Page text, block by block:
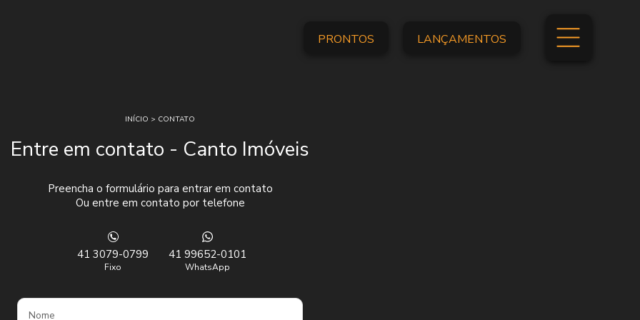
PRONTOS LANÇAMENTOS
INÍCIO > CONTATO
Entre em contato - Canto Imóveis
Preencha o formulário para entrar em contato
Ou entre em contato por telefone
41 3079-0799
Fixo
41 99652-0101
WhatsApp